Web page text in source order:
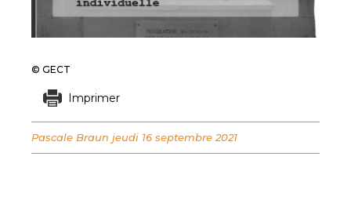
© GECT
Imprimer
Pascale Braun jeudi 16 septembre 2021